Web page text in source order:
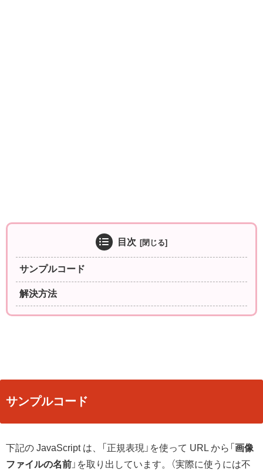
目次
サンプルコード
解決方法
サンプルコード
下記の JavaScript は、「正規表現」を使って URL から「 画像
ファイルの名前 」を取り出しています。（実際に使うには不